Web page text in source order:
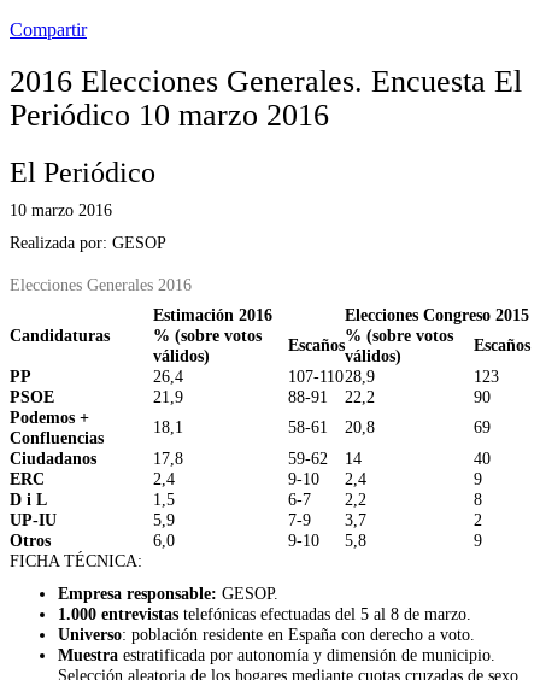
Compartir
2016 Elecciones Generales. Encuesta El
Periódico 10 marzo 2016
El Periódico
10 marzo 2016
Realizada por: GESOP
Elecciones Generales 2016
Candidaturas
Estimación 2016
Elecciones Congreso 2015
% (sobre votos
válidos)
Escaños% (sobre votos
válidos)
Escaños
PP
26,4 107-11028,9
123
PSOE
21,9 88-91 22,2
90
Podemos +
Confluencias
18,1 58-61 20,8
69
Ciudadanos
17,8 59-62 14
40
ERC
2,4 9-10 2,4
9
D i L
1,5 6-7 2,2
8
UP-IU
5,9 7-9 3,7
2
Otros
6,0 9-10 5,8
9
FICHA TÉCNICA:
Empresa responsable: GESOP.
1.000 entrevistas telefónicas efectuadas del 5 al 8 de marzo.
Universo: población residente en España con derecho a voto.
Muestra estratificada por autonomía y dimensión de municipio.
Selección aleatoria de los hogares mediante cuotas cruzadas de sexo